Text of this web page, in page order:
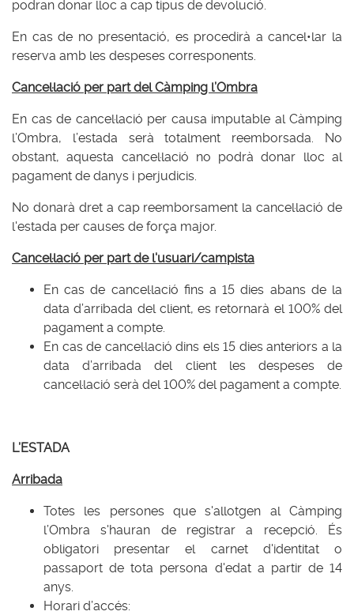
podran donar lloc a cap tipus de devolució.
En cas de no presentació, es procedirà a cancel•lar la
reserva amb les despeses corresponents.
Cancel·lació per part del Càmping l’Ombra
En cas de cancel·lació per causa imputable al Càmping
l’Ombra, l’estada serà totalment reemborsada. No
obstant, aquesta cancel·lació no podrà donar lloc al
pagament de danys i perjudicis.
No donarà dret a cap reemborsament la cancel·lació de
l'estada per causes de força major.
Cancel·lació per part de l'usuari/campista
En cas de cancel·lació fins a 15 dies abans de la
data d’arribada del client, es retornarà el 100% del
pagament a compte.
En cas de cancel·lació dins els 15 dies anteriors a la
data d’arribada del client les despeses de
cancel·lació serà del 100% del pagament a compte.
L’ESTADA
Arribada
Totes les persones que s'allotgen al Càmping
l’Ombra s'hauran de registrar a recepció. És
obligatori presentar el carnet d'identitat o
passaport de tota persona d'edat a partir de 14
anys.
Horari d’accés: